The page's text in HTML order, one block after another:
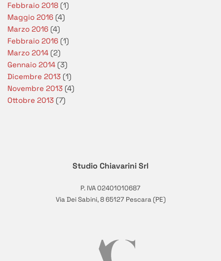
Febbraio 2018 (1)
Maggio 2016 (4)
Marzo 2016 (4)
Febbraio 2016 (1)
Marzo 2014 (2)
Gennaio 2014 (3)
Dicembre 2013 (1)
Novembre 2013 (4)
Ottobre 2013 (7)
Studio Chiavarini Srl
P. IVA 02401010687
Via Dei Sabini, 8 65127 Pescara (PE)